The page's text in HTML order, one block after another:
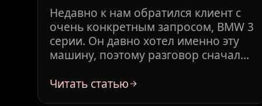
Недавно к нам обратился клиент с
очень конкретным запросом, BMW 3
серии. Он давно хотел именно эту
машину, поэтому разговор сначала
вариант, посчитать стоимость и
Читать статью